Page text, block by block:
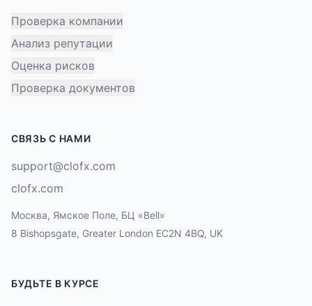
Проверка компании
Анализ репутации
Оценка рисков
Проверка документов
СВЯЗЬ С НАМИ
support@clofx.com
clofx.com
Москва, Ямское Поле, БЦ «Bell»
8 Bishopsgate, Greater London EC2N 4BQ, UK
БУДЬТЕ В КУРСЕ